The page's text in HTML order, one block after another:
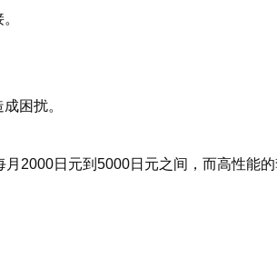
困扰。
月2000日元到5000日元之间，而高性能